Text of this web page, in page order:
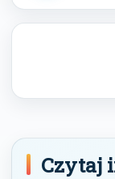
Czytaj